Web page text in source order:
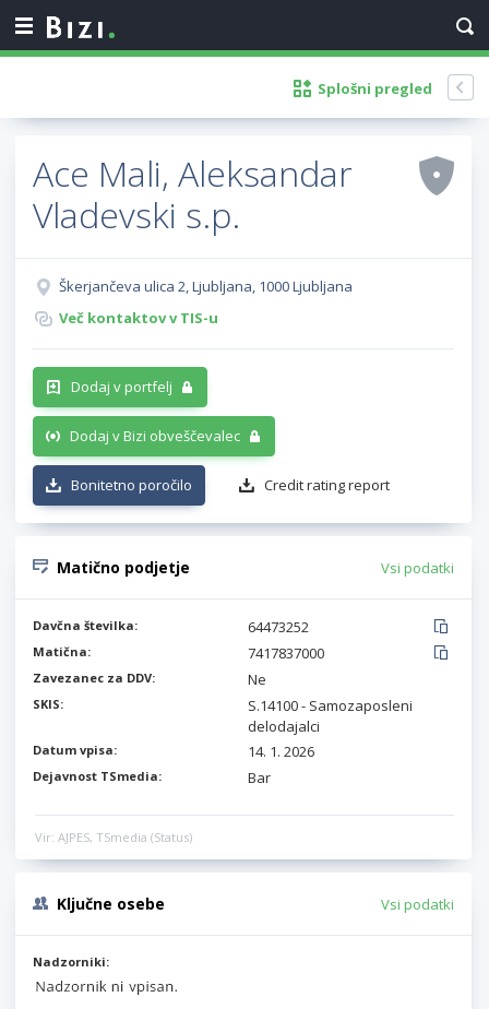
Splošni pregled
Ace Mali, Aleksandar
Vladevski s.p.
Škerjančeva ulica 2, Ljubljana, 1000 Ljubljana
Več kontaktov v TIS-u
Dodaj v portfelj
Dodaj v Bizi obveščevalec
Bonitetno poročilo Credit rating report
Matično podjetje Vsi podatki
Davčna številka: 64473252
Matična: 7417837000
Zavezanec za DDV: Ne
SKIS:
S.14100 - Samozaposleni
delodajalci
Datum vpisa: 14. 1. 2026
Dejavnost TSmedia: Bar
Vir: AJPES, TSmedia (Status)
Ključne osebe Vsi podatki
Nadzorniki: